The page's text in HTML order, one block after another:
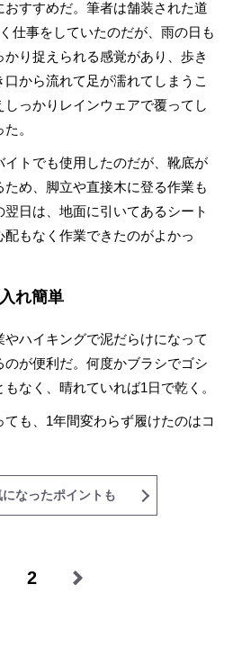
すすめだ。筆者は舗装された道
仕事をしていたのだが、雨の日も
り捉えられる感覚があり、歩き
から流れて足が濡れてしまうこ
っかりレインウェアで覆ってし
。
トでも使用したのだが、靴底が
め、脚立や直接木に登る作業も
日は、地面に引いてあるシート
もなく作業できたのがよかっ
れ簡単
ハイキングで泥だらけになって
のが便利だ。何度かブラシでゴシ
なく、晴れていれば1日で乾く。
も、1年間変わらず履けたのはコ
なったポイントも
2